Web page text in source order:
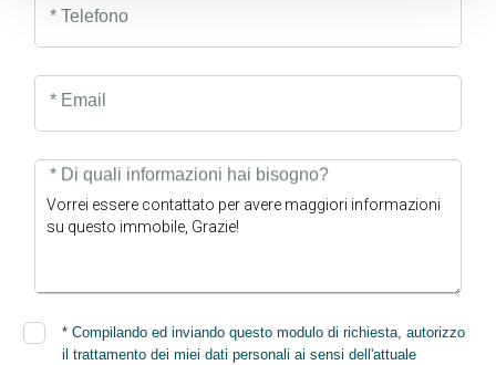
* Telefono
* Email
* Di quali informazioni hai bisogno?
*Compilando ed inviando questo modulo di richiesta, autorizzo
il trattamento dei miei dati personali ai sensi dell'attuale